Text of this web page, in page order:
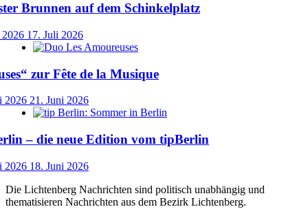
Brunnen auf dem Schinkelplatz
17. Juli 2026
zur Fête de la Musique
2026 21. Juni 2026
– die neue Edition vom tipBerlin
2026 18. Juni 2026
Die Lichtenberg Nachrichten sind politisch unabhängig und
thematisieren Nachrichten aus dem Bezirk Lichtenberg.